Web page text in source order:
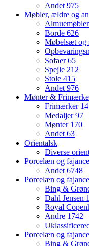
Andet 975
Møbler, ældre og
Almuemøbler
Borde 626
Møbelsæt og
Sofaer65
Spejle 212
Stole 415
Andet 976
Mønter &
Frimærker 14
Medaljer97
Mønter 170
Andet 63
Orientalsk
Diverse
Porcelæn og fajance
Andet 6748
Porcelæn og
Bing &
Dahl Jensen
Royal
Andre 1742
Porcelæn og
Bing &